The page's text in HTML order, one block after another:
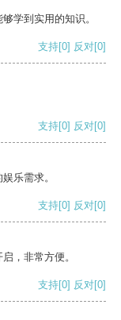
学到实用的知识。
支持[0] 反对[0]
支持[0] 反对[0]
乐需求。
支持[0] 反对[0]
，非常方便。
支持[0] 反对[0]